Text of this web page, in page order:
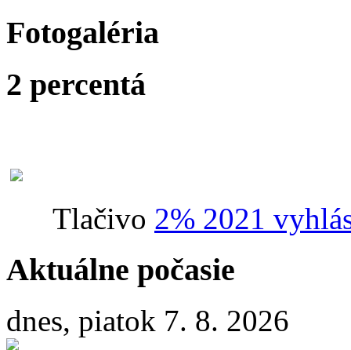
Fotogaléria
2 percentá
Tlačivo 2% 2021
Aktuálne počasie
dnes, piatok 7. 8. 2026